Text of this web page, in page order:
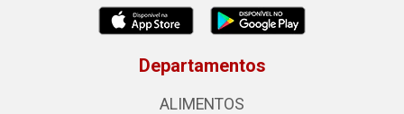
Departamentos
ALIMENTOS